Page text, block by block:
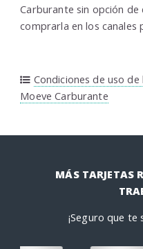
Carburante sin opción
comprarla en los canales
Condiciones de uso
Moeve Carburante
MÁS TARJETAS
¡Seguro que te